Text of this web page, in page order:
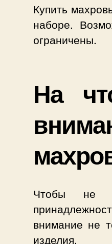
Купить
наборе.
ограничены.
На
Чтобы не
внимание не
изделия.